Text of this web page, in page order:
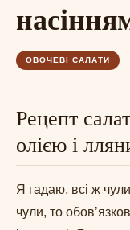
ОВОЧЕВІ САЛАТИ
Рецепт
олією і
Я гадаю, всі ж
чули, то